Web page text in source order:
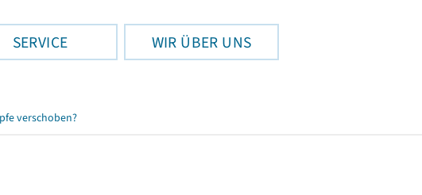
SERVICE WIR ÜBER UNS
verschoben?